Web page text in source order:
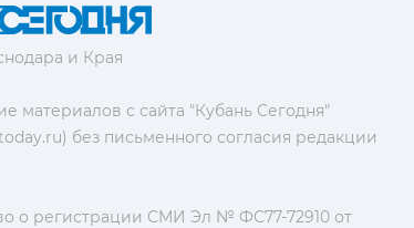
и Края
материалов с сайта "Кубань Сегодня"
без письменного согласия редакции
о регистрации СМИ Эл № ФС77-72910 от